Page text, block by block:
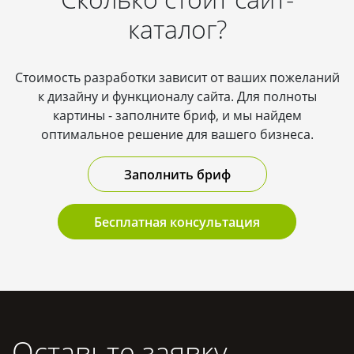
закладывать SEO уже на старте.
каталог?
Стоимость разработки зависит от ваших пожеланий
к дизайну и функционалу сайта. Для полноты
картины - заполните бриф, и мы найдем
оптимальное решение для вашего бизнеса.
Заполнить бриф
Бесплатная консультация